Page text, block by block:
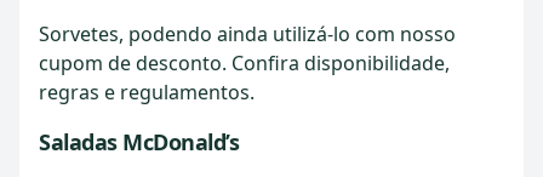
Sorvetes, podendo ainda utilizá-lo com nosso
cupom de desconto. Confira disponibilidade,
regras e regulamentos.
Saladas McDonald’s